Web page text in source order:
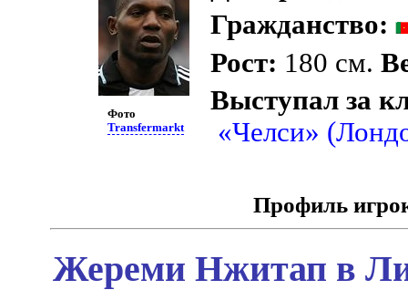
Фото
Transfermarkt
Гражданство:
Рост: 180 см.
Выступал за
«Челси»
Профиль
Жереми Нжитап в